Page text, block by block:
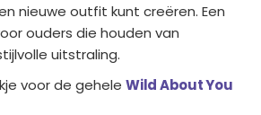
nieuwe outfit kunt creëren. Een
ouders die houden van
uitstraling.
voor de gehele Wild About You